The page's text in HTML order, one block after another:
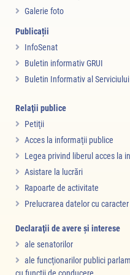
Galerie foto
Publicații
InfoSenat
Buletin informativ GRUI
Buletin Informativ al
Relaţii publice
Petiţii
Acces la informaţii publice
Legea privind liberul acces la
Asistare la lucrări
Rapoarte de activitate
Prelucrarea datelor cu caracter
Declaraţii de avere şi interese
ale senatorilor
ale funcţionarilor publici
cu funcţii de conducere